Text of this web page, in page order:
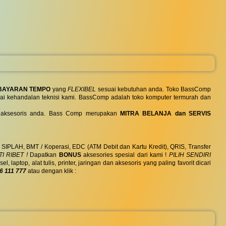
TEMPO yangFLEXIBEL sesuai kebutuhan anda. Toko BassComp
teknisi kami. BassComp adalah toko komputer termurah dan
anda. Bass Comp merupakan
MITRA BELANJA dan SERVIS
BMT / Koperasi, EDC (ATM Debit dan Kartu Kredit), QRIS, Transfer
RIBET !Dapatkan BONUSaksesories spesial dari kami ! PILIH SENDIRI
laptop, alat tulis, printer, jaringan dan aksesoris yang paling favorit dicari
111 777 atau dengan klik :